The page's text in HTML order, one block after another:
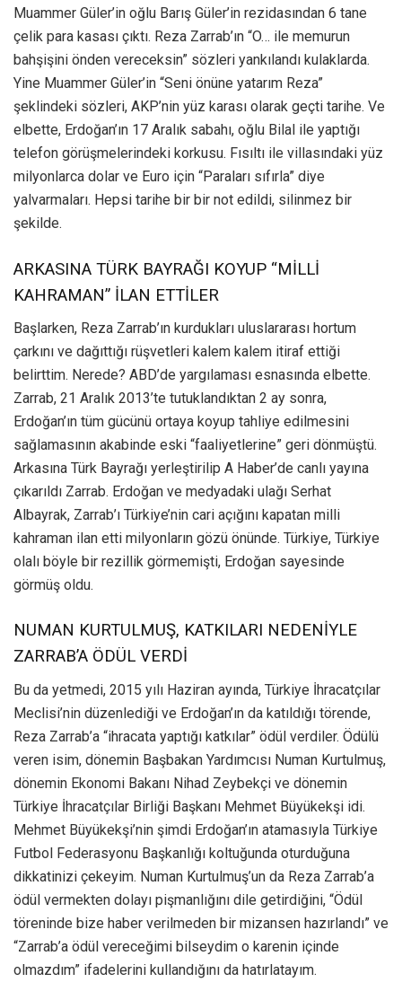
Muammer Güler’in oğlu Barış Güler’in rezidasından 6 tane
çelik para kasası çıktı. Reza Zarrab’ın “O… ile memurun
bahşişini önden vereceksin” sözleri yankılandı kulaklarda.
Yine Muammer Güler’in “Seni önüne yatarım Reza”
şeklindeki sözleri, AKP’nin yüz karası olarak geçti tarihe. Ve
elbette, Erdoğan’ın 17 Aralık sabahı, oğlu Bilal ile yaptığı
telefon görüşmelerindeki korkusu. Fısıltı ile villasındaki yüz
milyonlarca dolar ve Euro için “Paraları sıfırla” diye
yalvarmaları. Hepsi tarihe bir bir not edildi, silinmez bir
şekilde.
ARKASINA TÜRK BAYRAĞI KOYUP “MİLLİ
KAHRAMAN” İLAN ETTİLER
Başlarken, Reza Zarrab’ın kurdukları uluslararası hortum
çarkını ve dağıttığı rüşvetleri kalem kalem itiraf ettiği
belirttim. Nerede? ABD’de yargılaması esnasında elbette.
Zarrab, 21 Aralık 2013’te tutuklandıktan 2 ay sonra,
Erdoğan’ın tüm gücünü ortaya koyup tahliye edilmesini
sağlamasının akabinde eski “faaliyetlerine” geri dönmüştü.
Arkasına Türk Bayrağı yerleştirilip A Haber’de canlı yayına
çıkarıldı Zarrab. Erdoğan ve medyadaki ulağı Serhat
Albayrak, Zarrab’ı Türkiye’nin cari açığını kapatan milli
kahraman ilan etti milyonların gözü önünde. Türkiye, Türkiye
olalı böyle bir rezillik görmemişti, Erdoğan sayesinde
görmüş oldu.
NUMAN KURTULMUŞ, KATKILARI NEDENİYLE
ZARRAB’A ÖDÜL VERDİ
Bu da yetmedi, 2015 yılı Haziran ayında, Türkiye İhracatçılar
Meclisi’nin düzenlediği ve Erdoğan’ın da katıldığı törende,
Reza Zarrab’a “ihracata yaptığı katkılar” ödül verdiler. Ödülü
veren isim, dönemin Başbakan Yardımcısı Numan Kurtulmuş,
dönemin Ekonomi Bakanı Nihad Zeybekçi ve dönemin
Türkiye İhracatçılar Birliği Başkanı Mehmet Büyükekşi idi.
Mehmet Büyükekşi’nin şimdi Erdoğan’ın atamasıyla Türkiye
Futbol Federasyonu Başkanlığı koltuğunda oturduğuna
dikkatinizi çekeyim. Numan Kurtulmuş’un da Reza Zarrab’a
ödül vermekten dolayı pişmanlığını dile getirdiğini, “Ödül
töreninde bize haber verilmeden bir mizansen hazırlandı” ve
“Zarrab’a ödül vereceğimi bilseydim o karenin içinde
olmazdım” ifadelerini kullandığını da hatırlatayım.